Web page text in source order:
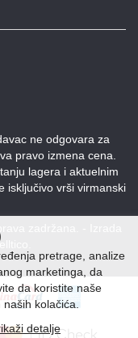
ne odgovara za
pravo izmena cena.
lagera i aktuelnim
isključivo vrši virmanski
zadržana. -
pretrage, analize
marketinga, da
da koristite naše
kolačića.
detalje